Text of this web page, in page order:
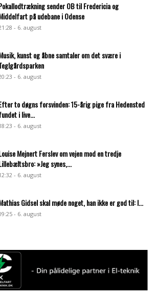
sender OB til Fredericia og
på udebane i Odense
- 6. august
kunst og åbne samtaler om det svære i
- 6. august
to døgns forsvinden: 15-årig pige fra Hedensted
i live...
- 6. august
Mejnert Ferslev om vejen mod en tredje
»Jeg synes,...
- 6. august
Gidsel skal møde noget, han ikke er god til: I...
- 6. august